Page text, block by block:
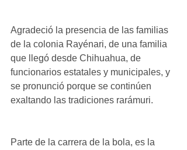
Agradeció la presencia de las familias
de la colonia Rayénari, de una familia
que llegó desde Chihuahua, de
funcionarios estatales y municipales, y
se pronunció porque se continúen
exaltando las tradiciones rarámuri.
Parte de la carrera de la bola, es la